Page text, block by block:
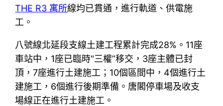
THE R3 寓所線均已貫通，進行軌道、供電施
工。
八號線北延段支線土建工程累計完成28%。11座
車站中，1座已臨時“三權”移交，3座主體已封
頂，7座進行土建施工；10個區間中，4個進行土
建施工，6個進行後期準備。唐閣停車場及收支
場線正在進行土建施工。